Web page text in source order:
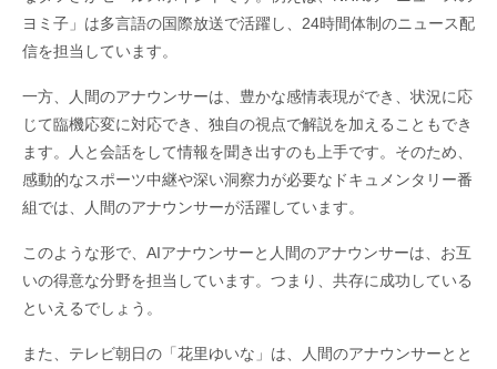
ヨミ子」は多言語の国際放送で活躍し、24時間体制のニュース配
信を担当しています。
一方、人間のアナウンサーは、豊かな感情表現ができ、状況に応
じて臨機応変に対応でき、独自の視点で解説を加えることもでき
ます。人と会話をして情報を聞き出すのも上手です。そのため、
感動的なスポーツ中継や深い洞察力が必要なドキュメンタリー番
組では、人間のアナウンサーが活躍しています。
このような形で、AIアナウンサーと人間のアナウンサーは、お互
いの得意な分野を担当しています。つまり、共存に成功している
といえるでしょう。
また、テレビ朝日の「花里ゆいな」は、人間のアナウンサーとと